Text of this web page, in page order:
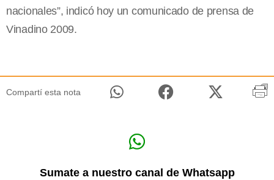
nacionales”, indicó hoy un comunicado de prensa de
Vinadino 2009.
Compartí esta nota
Sumate a nuestro canal de Whatsapp